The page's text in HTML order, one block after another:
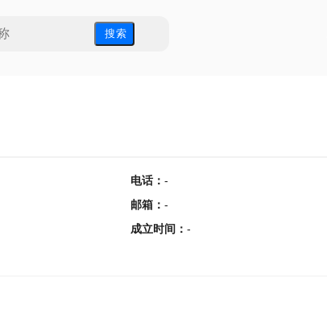
搜 索
电话： -
邮箱 ： -
成立时间 ： -